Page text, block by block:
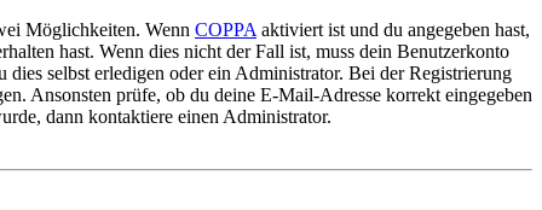
Möglichkeiten. Wenn COPPA aktiviert ist und du angegeben hast,
hast. Wenn dies nicht der Fall ist, muss dein Benutzerkonto
selbst erledigen oder ein Administrator. Bei der Registrierung
Ansonsten prüfe, ob du deine E-Mail-Adresse korrekt eingegeben
dann kontaktiere einen Administrator.